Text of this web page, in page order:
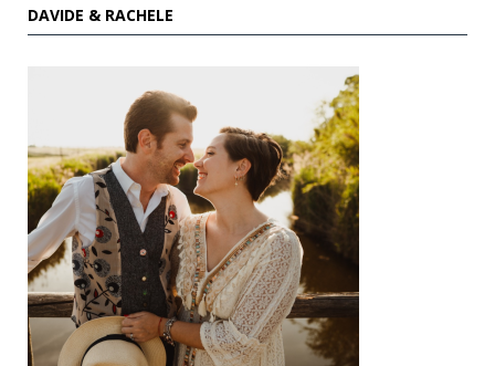
DAVIDE & RACHELE